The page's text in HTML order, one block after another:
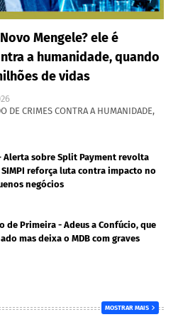
Mengele? ele é
a humanidade, quando
de vidas
DE CRIMES CONTRA A HUMANIDADE,
Alerta sobre Split Payment revolta
reforça luta contra impacto no
negócios
de Primeira - Adeus a Confúcio, que
mas deixa o MDB com graves
MOSTRAR MAIS